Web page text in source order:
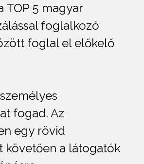
TOP 5 magyar
foglalkozó
foglal el előkelő
fogad. Az
egy rövid
követően a látogatók